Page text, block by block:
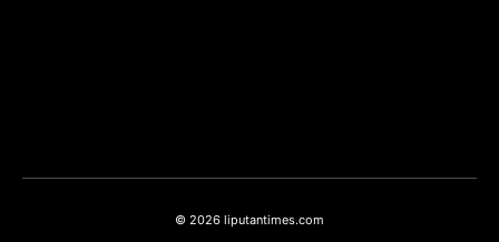
© 2026 liputantimes.com